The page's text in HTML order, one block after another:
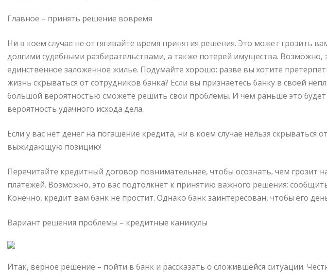
Главное – принять решение вовремя
Ни в коем случае не оттягивайте время принятия решения. Это может грозить
долгими судебными разбирательствами, а также потерей имущества. Возможно,
единственное заложенное жилье. Подумайте хорошо: разве вы хотите
жизнь скрываться от сотрудников банка? Если вы признаетесь банку в своей
большой вероятностью сможете решить свои проблемы. И чем раньше это
вероятность удачного исхода дела.
Если у вас нет денег на погашение кредита, ни в коем случае нельзя скрываться
выжидающую позицию!
Перечитайте кредитный договор повнимательнее, чтобы осознать, чем грозит
платежей. Возможно, это вас подтолкнет к принятию важного решения:
Конечно, кредит вам банк не простит. Однако банк заинтересован, чтобы его
Вариант решения проблемы – кредитные каникулы
Итак, верное решение – пойти в банк и рассказать о сложившейся ситуации.